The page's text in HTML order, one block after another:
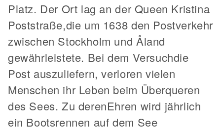
Platz. Der Ort lag an der Queen Kristina
Poststraße,die um 1638 den Postverkehr
zwischen Stockholm und Åland
gewährleistete. Bei dem Versuchdie
Post auszuliefern, verloren vielen
Menschen ihr Leben beim Überqueren
des Sees. Zu derenEhren wird jährlich
ein Bootsrennen auf dem See